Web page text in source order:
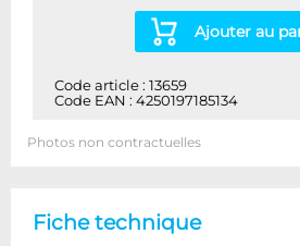
Ajouter au
Code article : 13659
Code EAN : 4250197185134
Photos non contractuelles
Fiche technique